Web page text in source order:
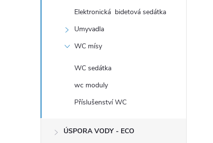
Elektronická bidetová sedátka
Umyvadla
WC mísy
WC sedátka
wc moduly
Příslušenství WC
ÚSPORA VODY - ECO